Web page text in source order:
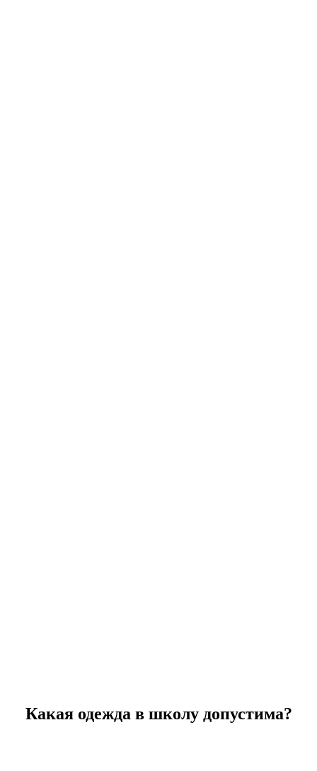
Какая одежда в школу допустима?